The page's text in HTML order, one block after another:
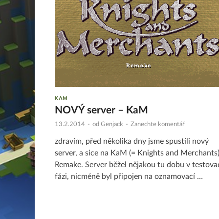
KAM
NOVÝ server – KaM
13.2.2014 - od Genjack - Zanechte komentář
zdravím, před několika dny jsme spustili nový
server, a sice na KaM (= Knights and Merchants)
Remake. Server běžel nějakou tu dobu v
fázi, nicméně byl připojen na oznamovací …